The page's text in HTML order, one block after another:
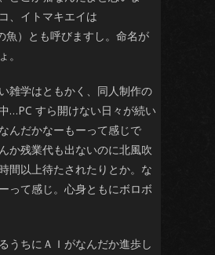
、イトマキエイは
魚）とも呼びますし。命名が
。
雑学はともかく、同人制作の
…PC すら開けない日々が続い
んだかなーもーって感じで
か残業代も出ないのに北風吹
間以上待たされたりとか。な
って感じ。心身ともにボロボ
うちにＡＩがなんだか進歩し